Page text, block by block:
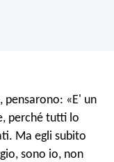
pensarono: «E' un
perché tutti lo
Ma egli subito
sono io, non